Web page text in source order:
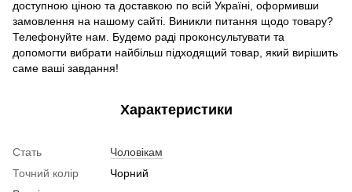
доступною ціною та доставкою по всій Україні, оформивши
замовлення на нашому сайті. Виникли питання щодо товару?
Телефонуйте нам. Будемо раді проконсультувати та
допомогти вибрати найбільш підходящий товар, який вирішить
саме ваші завдання!
Характеристики
Стать
Чоловікам
Точний колір
Чорний